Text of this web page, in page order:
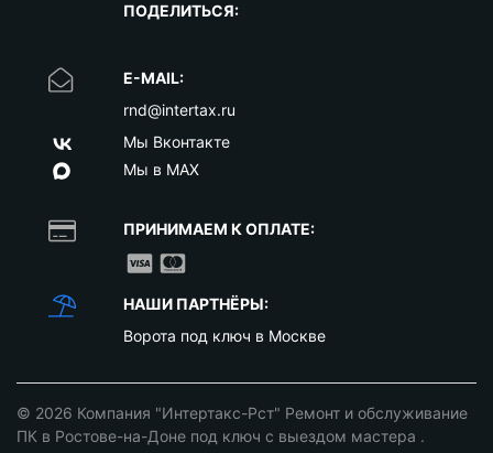
ПОДЕЛИТЬСЯ:
E-MAIL:
rnd@intertax.ru
Мы Вконтакте
Мы в MAX
ПРИНИМАЕМ К ОПЛАТЕ:
НАШИ ПАРТНЁРЫ:
Ворота под ключ в Москве
© 2026 Компания "Интертакс-Рст" Ремонт и обслуживание
ПК в Ростове-на-Доне под ключ с выездом мастера .